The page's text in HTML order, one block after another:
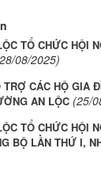
TỔ CHỨC HỘI
08/2025)
TRỢ CÁC HỘ GIA
AN LỘC (25/
TỔ CHỨC HỘI
BỘ LẦN THỨ I,